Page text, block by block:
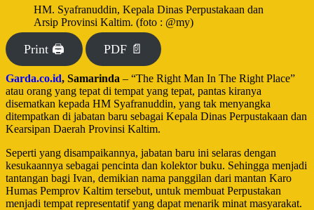
HM. Syafranuddin, Kepala Dinas Perpustakaan dan
Arsip Provinsi Kaltim. (foto : @my)
Print 🖨 PDF 📄
Garda.co.id, Samarinda – “The Right Man In The Right Place”
atau orang yang tepat di tempat yang tepat, pantas kiranya
disematkan kepada HM Syafranuddin, yang tak menyangka
ditempatkan di jabatan baru sebagai Kepala Dinas Perpustakaan dan
Kearsipan Daerah Provinsi Kaltim.
Seperti yang disampaikannya, jabatan baru ini selaras dengan
kesukaannya sebagai pencinta dan kolektor buku. Sehingga menjadi
tantangan bagi Ivan, demikian nama panggilan dari mantan Karo
Humas Pemprov Kaltim tersebut, untuk membuat Perpustakan
menjadi tempat representatif yang dapat menarik minat masyarakat.